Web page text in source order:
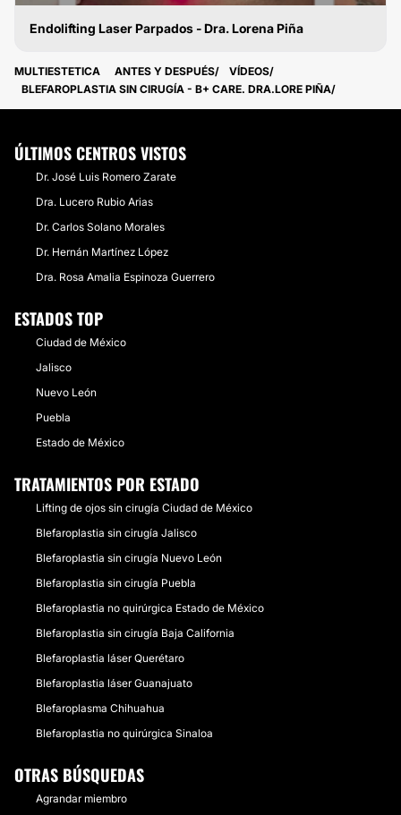
Endolifting Laser Parpados - Dra. Lorena Piña
MULTIESTETICA ANTES Y DESPUÉS
VÍDEOS
BLEFAROPLASTIA SIN CIRUGÍA - B+ CARE. DRA.LORE PIÑA
ÚLTIMOS CENTROS VISTOS
Dr. José Luis Romero Zarate
Dra. Lucero Rubio Arias
Dr. Carlos Solano Morales
Dr. Hernán Martínez López
Dra. Rosa Amalia Espinoza Guerrero
ESTADOS TOP
Ciudad de México
Jalisco
Nuevo León
Puebla
Estado de México
TRATAMIENTOS POR ESTADO
Lifting de ojos sin cirugía Ciudad de México
Blefaroplastia sin cirugía Jalisco
Blefaroplastia sin cirugía Nuevo León
Blefaroplastia sin cirugía Puebla
Blefaroplastia no quirúrgica Estado de México
Blefaroplastia sin cirugía Baja California
Blefaroplastia láser Querétaro
Blefaroplastia láser Guanajuato
Blefaroplasma Chihuahua
Blefaroplastia no quirúrgica Sinaloa
OTRAS BÚSQUEDAS
Agrandar miembro